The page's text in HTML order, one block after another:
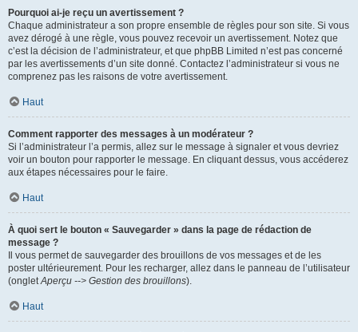
Pourquoi ai-je reçu un avertissement ?
Chaque administrateur a son propre ensemble de règles pour son site. Si vous
avez dérogé à une règle, vous pouvez recevoir un avertissement. Notez que
c’est la décision de l’administrateur, et que phpBB Limited n’est pas concerné
par les avertissements d’un site donné. Contactez l’administrateur si vous ne
comprenez pas les raisons de votre avertissement.
Haut
Comment rapporter des messages à un modérateur ?
Si l’administrateur l’a permis, allez sur le message à signaler et vous devriez
voir un bouton pour rapporter le message. En cliquant dessus, vous accéderez
aux étapes nécessaires pour le faire.
Haut
À quoi sert le bouton « Sauvegarder » dans la page de rédaction de
message ?
Il vous permet de sauvegarder des brouillons de vos messages et de les
poster ultérieurement. Pour les recharger, allez dans le panneau de l’utilisateur
(ongletAperçu --> Gestion des brouillons).
Haut